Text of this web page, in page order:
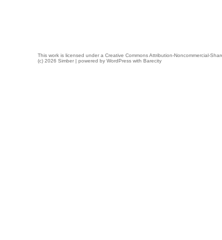
This work is licensed under a Creative Commons Attribution-Noncommercial-
(c) 2026 Simber | powered by WordPress with Barecity